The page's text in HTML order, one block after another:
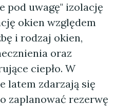
pod uwagę" izolację
okien względem
i rodzaj okien,
oraz
ciepło. W
latem zdarzają się
zaplanować rezerwę